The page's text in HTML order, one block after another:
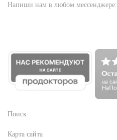
Напиши нам в любом мессенджере:
Поиск
Карта сайта